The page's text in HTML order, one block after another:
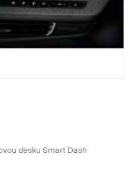
desku Smart Dash